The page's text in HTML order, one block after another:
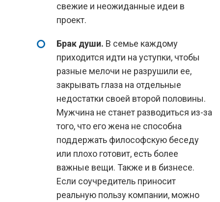
свежие и неожиданные идеи в
проект.
Брак души. В семье каждому
приходится идти на уступки, чтобы
разные мелочи не разрушили ее,
закрывать глаза на отдельные
недостатки своей второй половины.
Мужчина не станет разводиться из-за
того, что его жена не способна
поддержать философскую беседу
или плохо готовит, есть более
важные вещи. Также и в бизнесе.
Если соучредитель приносит
реальную пользу компании, можно